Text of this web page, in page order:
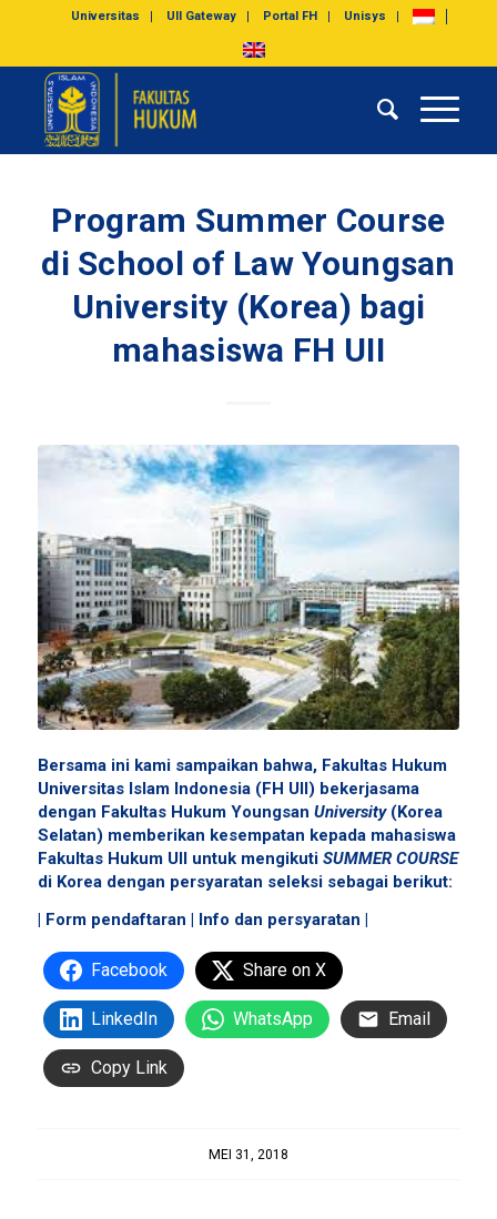
Universitas UII Gateway Portal FH Unisys
Program Summer Course
di School of Law Youngsan
University (Korea) bagi
mahasiswa FH UII
Bersama ini kami sampaikan bahwa, Fakultas Hukum
Universitas Islam Indonesia (FH UII) bekerjasama
dengan Fakultas Hukum Youngsan University (Korea
Selatan) memberikan kesempatan kepada mahasiswa
Fakultas Hukum UII untuk mengikuti SUMMER COURSE
di Korea dengan persyaratan seleksi sebagai berikut:
| Form pendaftaran | Info dan persyaratan |
Facebook Share on X
LinkedIn WhatsApp Email
Copy Link
MEI 31, 2018